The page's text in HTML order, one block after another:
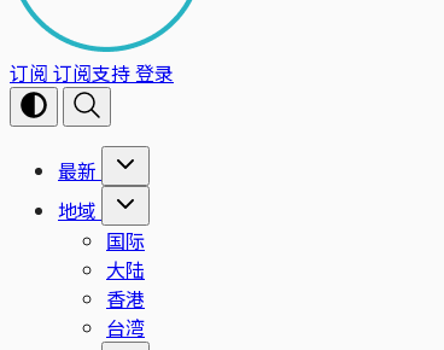
订阅 订阅支持登录
最新
地域
国际
大陆
香港
台湾